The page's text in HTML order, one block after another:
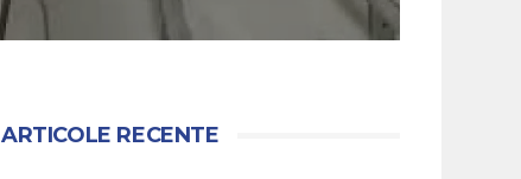
ARTICOLE RECENTE